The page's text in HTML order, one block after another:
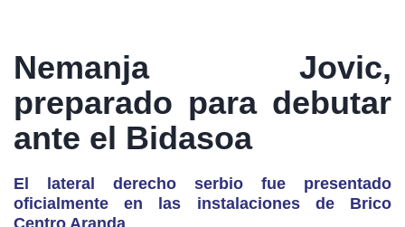
Nemanja Jovic,
preparado para debutar
ante el Bidasoa
El lateral derecho serbio fue presentado
oficialmente en las instalaciones de Brico
Centro Aranda